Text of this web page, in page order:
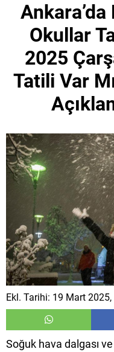
Ankara’da
Okullar
2025
Tatili Var
Ekl. Tarihi: 19 Mart
Soğuk hava dalgası